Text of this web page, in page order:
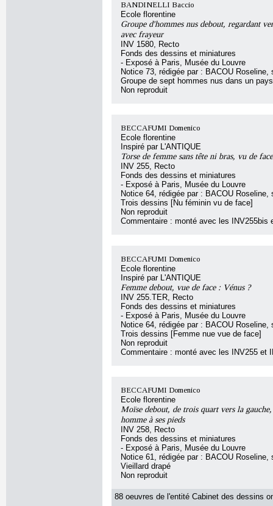
BANDINELLI Baccio
Ecole florentine
Groupe d'hommes nus debout, regardant
avec frayeur
INV 1580, Recto
Fonds des dessins et miniatures
- Exposé à Paris, Musée du Louvre
Notice 73, rédigée par : BACOU Roseline,
Groupe de sept hommes nus dans un
Non reproduit
BECCAFUMI Domenico
Ecole florentine
Inspiré par L'ANTIQUE
Torse de femme sans tête ni bras, vu de
INV 255, Recto
Fonds des dessins et miniatures
- Exposé à Paris, Musée du Louvre
Notice 64, rédigée par : BACOU Roseline,
Trois dessins [Nu féminin vu de face]
Non reproduit
Commentaire : monté avec les INV255bis
BECCAFUMI Domenico
Ecole florentine
Inspiré par L'ANTIQUE
Femme debout, vue de face : Vénus ?
INV 255.TER, Recto
Fonds des dessins et miniatures
- Exposé à Paris, Musée du Louvre
Notice 64, rédigée par : BACOU Roseline,
Trois dessins [Femme nue vue de face]
Non reproduit
Commentaire : monté avec les INV255 et
BECCAFUMI Domenico
Ecole florentine
Moïse debout, de trois quart vers la
homme à ses pieds
INV 258, Recto
Fonds des dessins et miniatures
- Exposé à Paris, Musée du Louvre
Notice 61, rédigée par : BACOU Roseline,
Vieillard drapé
Non reproduit
88 oeuvres de l'entité Cabinet des dessins